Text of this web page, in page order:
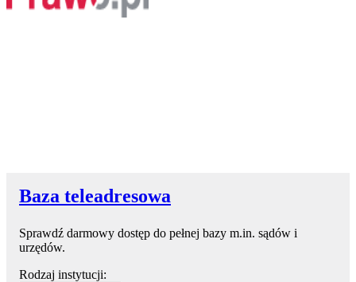
Baza teleadresowa
Sprawdź darmowy dostęp do pełnej bazy m.in. sądów i
urzędów.
Rodzaj instytucji: